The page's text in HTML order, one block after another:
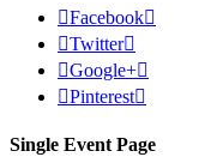
Facebook
Twitter
Google+
Pinterest
Single Event Page